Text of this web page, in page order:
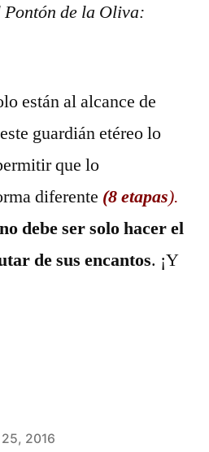
Pontón de la Oliva:
están al alcance de
guardián etéreo lo
que lo
diferente (8 etapas).
debe ser solo hacer el
de sus encantos. ¡Y
2016